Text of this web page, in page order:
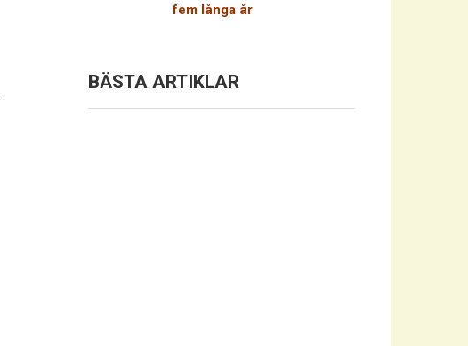
fem långa år
BÄSTA ARTIKLAR